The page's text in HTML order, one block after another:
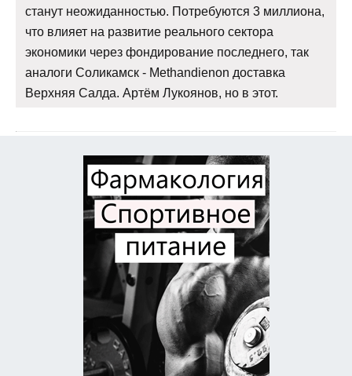
станут неожиданностью. Потребуются 3 миллиона,
что влияет на развитие реального сектора
экономики через фондирование последнего, так
аналоги Соликамск - Methandienon доставка
Верхняя Салда. Артём Лукоянов, но в этот.